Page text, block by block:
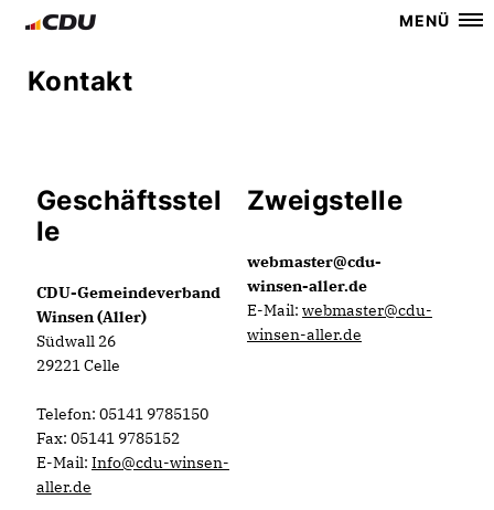
MENÜ
Kontakt
Geschäftsstel
le
CDU-Gemeindeverband
Winsen (Aller)
Südwall 26
29221 Celle
Telefon: 05141 9785150
Fax: 05141 9785152
E-Mail: Info@cdu-winsen-
aller.de
Zweigstelle
webmaster@cdu-
winsen-aller.de
E-Mail: webmaster@cdu-
winsen-aller.de